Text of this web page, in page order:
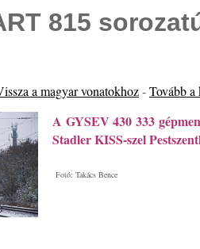
815
a magyar vonatokhoz-Tovább a
A GYSEV 430 333
Stadler KISS-szel
Fotó: Takács Bence